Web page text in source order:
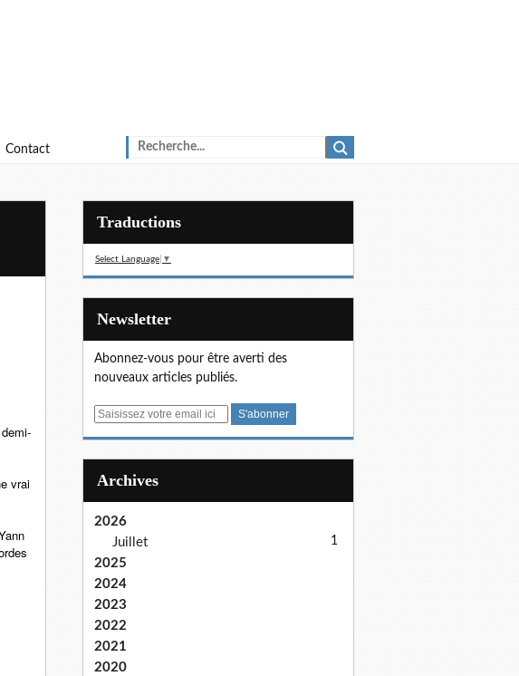
Contact
vrai
Traductions
Select Language ▼
Newsletter
Abonnez-vous pour être averti des
nouveaux articles publiés.
E
Archives
2026
Juillet
1
2025
2024
2023
2022
2021
2020